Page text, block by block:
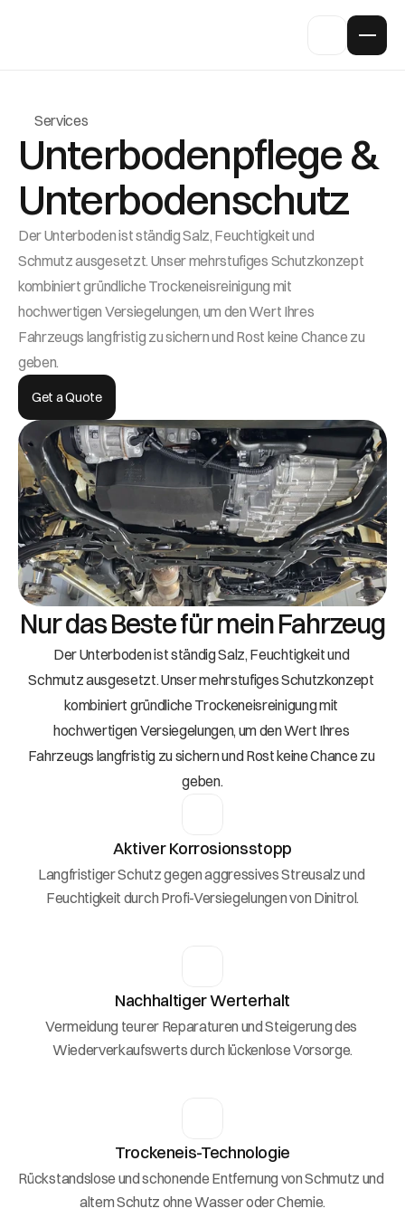
Services
Unterbodenpflege &
Unterbodenschutz
Der Unterboden ist ständig Salz, Feuchtigkeit und
Schmutz ausgesetzt. Unser mehrstufiges Schutzkonzept
kombiniert gründliche Trockeneisreinigung mit
hochwertigen Versiegelungen, um den Wert Ihres
Fahrzeugs langfristig zu sichern und Rost keine Chance zu
geben.
Get a Quote
Nur das Beste für mein Fahrzeug
Der Unterboden ist ständig Salz, Feuchtigkeit und
Schmutz ausgesetzt. Unser mehrstufiges Schutzkonzept
kombiniert gründliche Trockeneisreinigung mit
hochwertigen Versiegelungen, um den Wert Ihres
Fahrzeugs langfristig zu sichern und Rost keine Chance zu
geben.
Aktiver Korrosionsstopp
Langfristiger Schutz gegen aggressives Streusalz und
Feuchtigkeit durch Profi-Versiegelungen von Dinitrol.
Nachhaltiger Werterhalt
Vermeidung teurer Reparaturen und Steigerung des
Wiederverkaufswerts durch lückenlose Vorsorge.
Trockeneis-Technologie
Rückstandslose und schonende Entfernung von Schmutz und
altem Schutz ohne Wasser oder Chemie.